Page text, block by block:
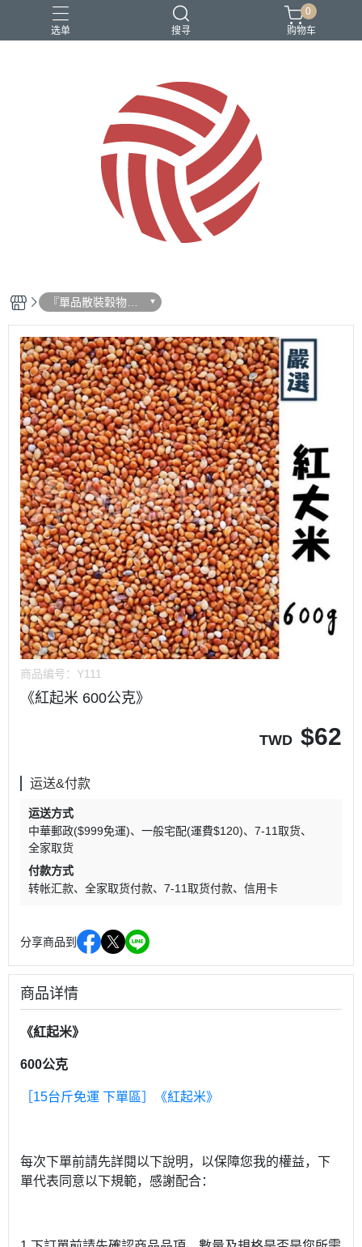
选单 搜寻
0
购物车
『單品散裝穀物飼
料』
商品编号： Y111
《紅起米 600公克》
TWD $62
运送&付款
运送方式
中華郵政($999免運)
一般宅配(運費$120)
7-11取货
全家取货
付款方式
转帐汇款
全家取货付款 7-11取货付款 信用卡
分享商品到
商品详情
《紅起米》
600公克
［15台斤免運 下單區］《紅起米》
每次下單前請先詳閱以下說明，以保障您我的權益，下
單代表同意以下規範，感謝配合：